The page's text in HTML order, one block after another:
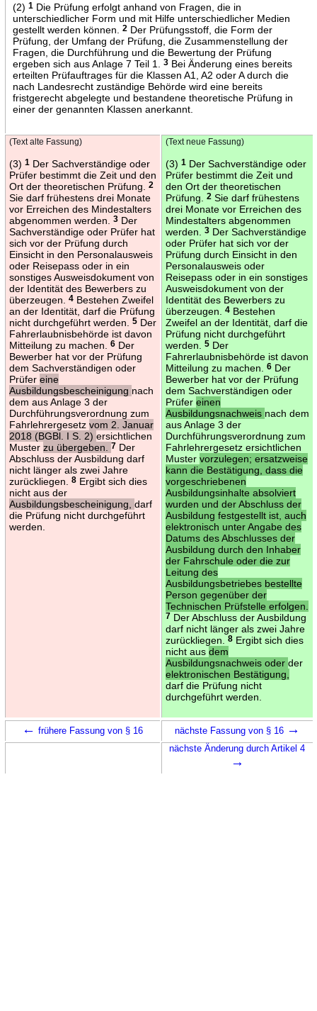
(2) 1Die Prüfung erfolgt anhand von Fragen, die in
unterschiedlicher Form und mit Hilfe unterschiedlicher Medien
gestellt werden können.
2Der Prüfungsstoff, die Form der
Prüfung, der Umfang der Prüfung, die Zusammenstellung der
Fragen, die Durchführung und die Bewertung der Prüfung
ergeben sich aus Anlage 7 Teil 1.
3Bei Änderung eines bereits
erteilten Prüfauftrages für die Klassen A1, A2 oder A durch die
nach Landesrecht zuständige Behörde wird eine bereits
fristgerecht abgelegte und bestandene theoretische Prüfung in
einer der genannten Klassen anerkannt.
(Text alte Fassung)
(3) 1Der Sachverständige oder
Prüfer bestimmt die Zeit und den
Ort der theoretischen Prüfung.
2
Sie darf frühestens drei Monate
vor Erreichen des Mindestalters
abgenommen werden.
3Der
Sachverständige oder Prüfer hat
sich vor der Prüfung durch
Einsicht in den Personalausweis
oder Reisepass oder in ein
sonstiges Ausweisdokument von
der Identität des Bewerbers zu
überzeugen.
4Bestehen Zweifel
an der Identität, darf die Prüfung
nicht durchgeführt werden.
5Der
Fahrerlaubnisbehörde ist davon
Mitteilung zu machen.
6Der
Bewerber hat vor der Prüfung
dem Sachverständigen oder
Prüfer eine
Ausbildungsbescheinigung nach
dem aus Anlage 3 der
Durchführungsverordnung zum
Fahrlehrergesetz vom 2. Januar
2018 (BGBl. I S. 2) ersichtlichen
Muster zu übergeben. 7Der
Abschluss der Ausbildung darf
nicht länger als zwei Jahre
zurückliegen.
8Ergibt sich dies
nicht aus der
Ausbildungsbescheinigung, darf
die Prüfung nicht durchgeführt
werden.
(Text neue Fassung)
(3) 1Der Sachverständige oder
Prüfer bestimmt die Zeit und
den Ort der theoretischen
Prüfung.
2Sie darf frühestens
drei Monate vor Erreichen des
Mindestalters abgenommen
werden.
3Der Sachverständige
oder Prüfer hat sich vor der
Prüfung durch Einsicht in den
Personalausweis oder
Reisepass oder in ein sonstiges
Ausweisdokument von der
Identität des Bewerbers zu
überzeugen.
4Bestehen
Zweifel an der Identität, darf die
Prüfung nicht durchgeführt
werden.
5Der
Fahrerlaubnisbehörde ist davon
Mitteilung zu machen.
6Der
Bewerber hat vor der Prüfung
dem Sachverständigen oder
Prüfer einen
Ausbildungsnachweis nach dem
aus Anlage 3 der
Durchführungsverordnung zum
Fahrlehrergesetz ersichtlichen
Muster vorzulegen; ersatzweise
kann die Bestätigung, dass die
vorgeschriebenen
Ausbildungsinhalte absolviert
wurden und der Abschluss der
Ausbildung festgestellt ist, auch
elektronisch unter Angabe des
Datums des Abschlusses der
Ausbildung durch den Inhaber
der Fahrschule oder die zur
Leitung des
Ausbildungsbetriebes bestellte
Person gegenüber der
Technischen Prüfstelle erfolgen.
7Der Abschluss der Ausbildung
darf nicht länger als zwei Jahre
zurückliegen.
8Ergibt sich dies
nicht aus dem
Ausbildungsnachweis oder der
elektronischen Bestätigung,
darf die Prüfung nicht
durchgeführt werden.
← frühere Fassung von § 16 nächste Fassung von § 16 →
nächste Änderung durch Artikel 4
→